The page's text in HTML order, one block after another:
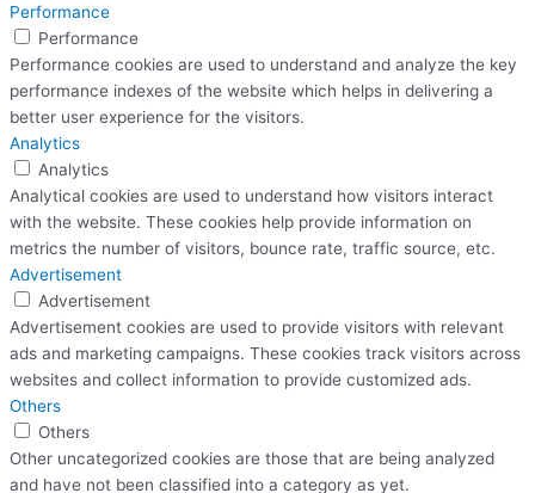
Performance
Performance
Performance cookies are used to understand and analyze the key
performance indexes of the website which helps in delivering a
better user experience for the visitors.
Analytics
Analytics
Analytical cookies are used to understand how visitors interact
with the website. These cookies help provide information on
metrics the number of visitors, bounce rate, traffic source, etc.
Advertisement
Advertisement
Advertisement cookies are used to provide visitors with relevant
ads and marketing campaigns. These cookies track visitors across
websites and collect information to provide customized ads.
Others
Others
Other uncategorized cookies are those that are being analyzed
and have not been classified into a category as yet.